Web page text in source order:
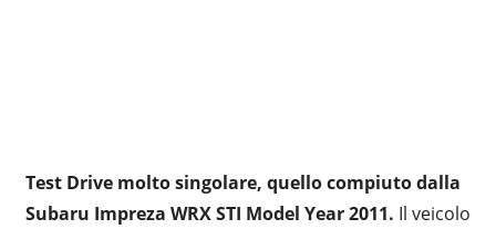
Test Drive molto singolare, quello compiuto dalla
Subaru Impreza WRX STI Model Year 2011. Il veicolo